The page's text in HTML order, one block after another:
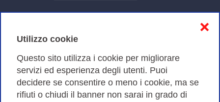
Utilizzo cookie
Questo sito utilizza i cookie per migliorare
servizi ed esperienza degli utenti. Puoi
decidere se consentire o meno i cookie, ma se
rifiuti o chiudi il banner non sarai in grado di
❌
Cookies Policy
Amministrazione trasparente
Bandi di Gara